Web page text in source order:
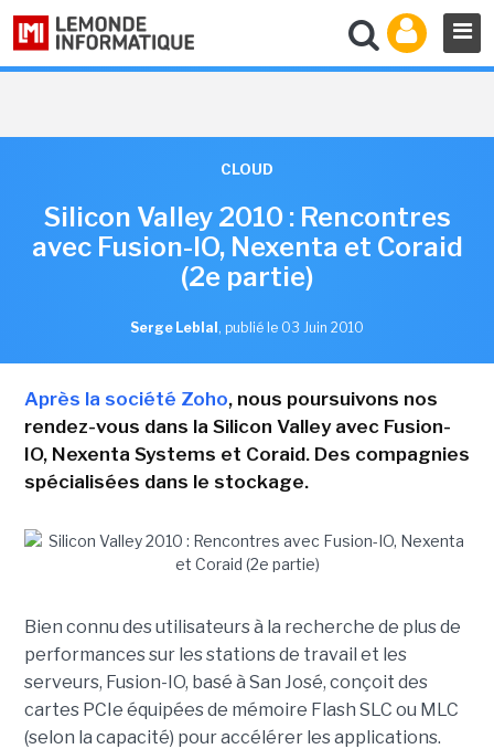
CLOUD
Silicon Valley 2010 : Rencontres
avec Fusion-IO, Nexenta et Coraid
(2e partie)
Serge Leblal , publié le 03 Juin 2010
Après la société Zoho, nous poursuivons nos
rendez-vous dans la Silicon Valley avec Fusion-
IO, Nexenta Systems et Coraid. Des compagnies
spécialisées dans le stockage.
Bien connu des utilisateurs à la recherche de plus de
performances sur les stations de travail et les
serveurs, Fusion-IO, basé à San José, conçoit des
cartes PCIe équipées de mémoire Flash SLC ou MLC
(selon la capacité) pour accélérer les applications.